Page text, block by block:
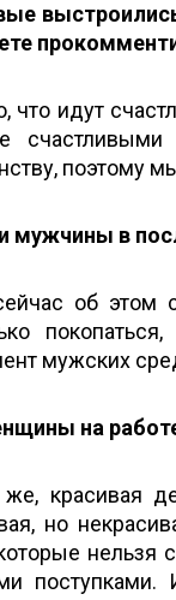
что идут
поэтому
мужчины в
об этом
мужских
на
же, красивая
но
нельзя